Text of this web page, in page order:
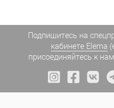
Подпишитесь на
кабинете Elema
присоединяйтесь к